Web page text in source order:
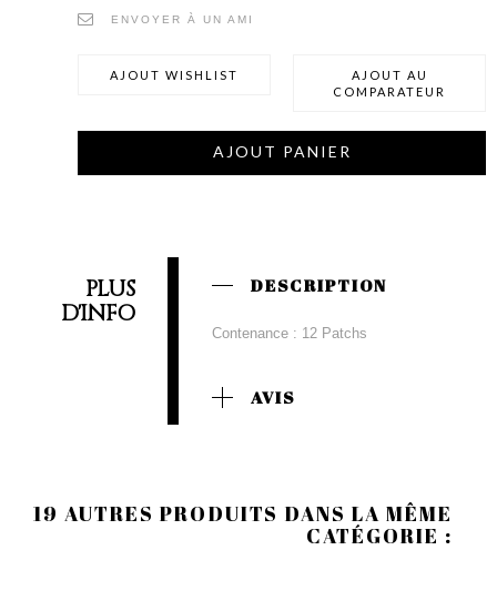
ENVOYER À UN AMI
AJOUT WISHLIST
AJOUT AU
COMPARATEUR
AJOUT PANIER
PLUS
D'INFO
DESCRIPTION
Contenance : 12 Patchs
AVIS
19 AUTRES PRODUITS DANS LA MÊME
CATÉGORIE :